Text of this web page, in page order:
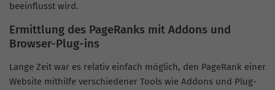
beeinflusst wird.
Ermittlung des PageRanks mit Addons und
Browser-Plug-ins
Lange Zeit war es relativ einfach möglich, den PageRank einer
Website mithilfe verschiedener Tools wie Addons und Plug-